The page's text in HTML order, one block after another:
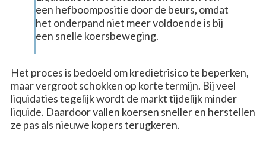
een hefboompositie door de beurs, omdat
het onderpand niet meer voldoende is bij
een snelle koersbeweging.
Het proces is bedoeld om kredietrisico te beperken,
maar vergroot schokken op korte termijn. Bij veel
liquidaties tegelijk wordt de markt tijdelijk minder
liquide. Daardoor vallen koersen sneller en herstellen
ze pas als nieuwe kopers terugkeren.